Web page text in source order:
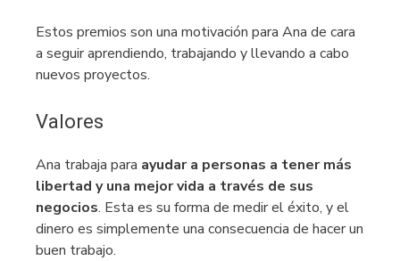
Estos premios son una motivación para Ana de cara
a seguir aprendiendo, trabajando y llevando a cabo
nuevos proyectos.
Valores
Ana trabaja para ayudar a personas a tener más
libertad y una mejor vida a través de sus
negocios. Esta es su forma de medir el éxito, y el
dinero es simplemente una consecuencia de hacer un
buen trabajo.